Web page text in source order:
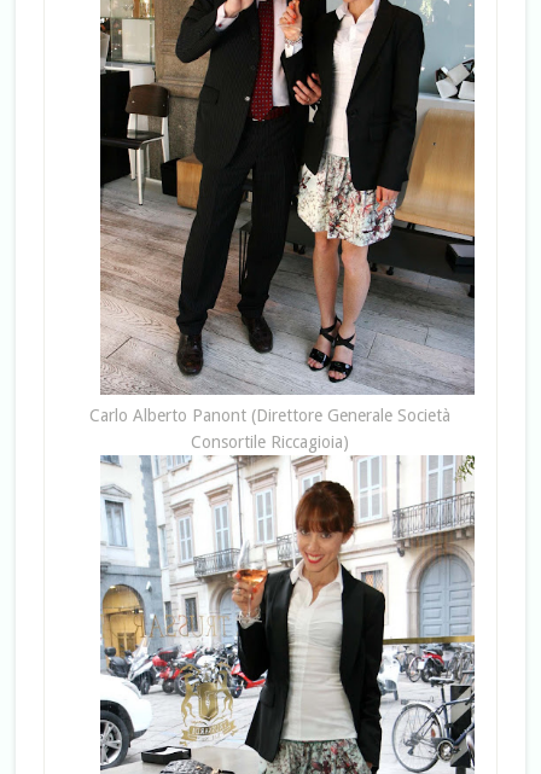
Carlo Alberto Panont (Direttore Generale Società
Consortile Riccagioia)